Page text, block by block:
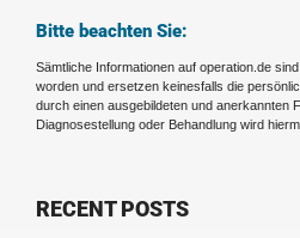
Bitte beachten Sie:
Sämtliche Informationen auf operation.de
worden und ersetzen keinesfalls die
durch einen ausgebildeten und anerkannten
Diagnosestellung oder Behandlung wird
RECENT POSTS